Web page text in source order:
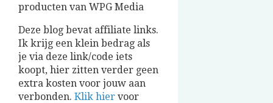
producten van WPG Media
Deze blog bevat affiliate links.
Ik krijg een klein bedrag als
je via deze link/code iets
koopt, hier zitten verder geen
extra kosten voor jouw aan
verbonden. Klik hier voor